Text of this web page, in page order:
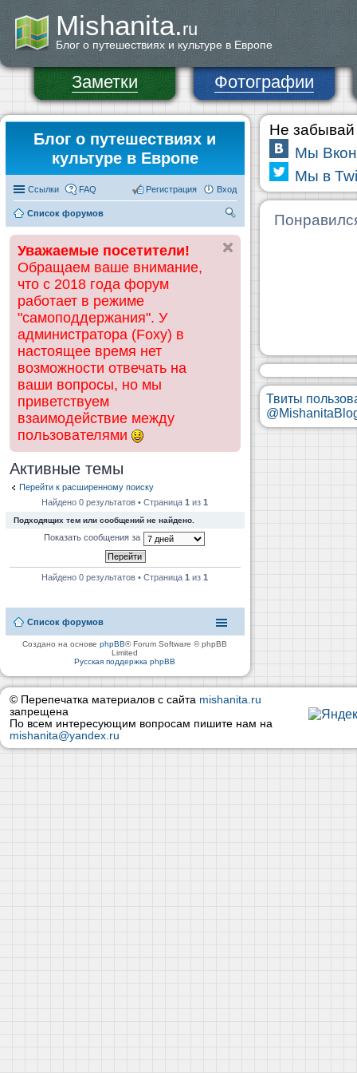
Mishanita.ru
Блог о путешествиях и культуре в Европе
Заметки Фотографии
Блог о путешествиях и
культуре в Европе
Ссылки FAQ Вход
Регистрация
Список форумов
ск
Уважаемые посетители!
Обращаем ваше внимание,
что с 2018 года форум
работает в режиме
"самоподдержания". У
администратора (Foxy) в
настоящее время нет
возможности отвечать на
ваши вопросы, но мы
приветствуем
взаимодействие между
пользователями
Активные темы
Перейти к расширенному поиску
Найдено 0 результатов • Страница1 из1
Подходящих тем или сообщений не найдено.
Показать сообщения за
Найдено 0 результатов • Страница1 из1
Список форумов
Создано на основеphpBB® Forum Software © phpBB
Limited
Русская поддержка phpBB
Не забывай
Мы
Мы в
Твиты
© Перепечатка материалов с сайта mishanita.ru
запрещена
По всем интересующим вопросам пишите нам на
mishanita@yandex.ru